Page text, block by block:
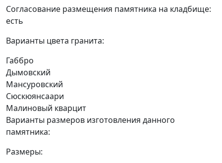
Согласование размещения памятника на кладбище:
есть
Варианты цвета гранита:
Габбро
Дымовский
Мансуровский
Сюскюянсаари
Малиновый кварцит
Варианты размеров изготовления данного
памятника:
Размеры: